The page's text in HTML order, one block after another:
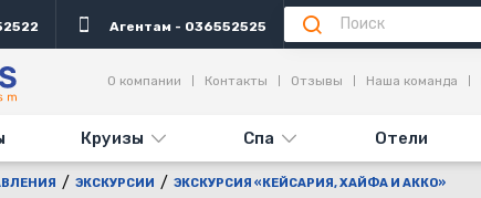
Агентам - 036552525
Круизы Спа Отели
О компании Контакты Отзывы Наша команда
ЭКСКУРСИИ ЭКСКУРСИЯ «КЕЙСАРИЯ, ХАЙФА И АККО»
Дни выезда Информация Достопримечательности